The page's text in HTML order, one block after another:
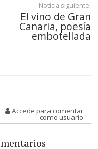
Noticia siguiente:
El vino de Gran
Canaria, poesía
embotellada
Accede para comentar
como usuario